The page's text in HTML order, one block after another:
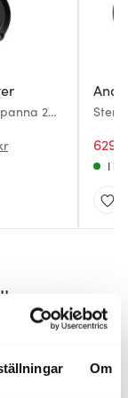
Om
24
629
I
36%